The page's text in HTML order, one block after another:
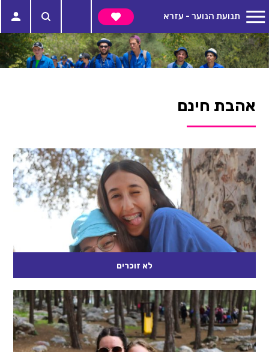
תנועת הנוער - עזרא
אהבת חינם
לא זוכרים
"מדוע אנשים שונאים אחד את השני? מפני שהם לא זוכרים שה' ברא
אותם! אם היה ברור להם שיש רק א-ל אחד ושהוא...
קרא עוד